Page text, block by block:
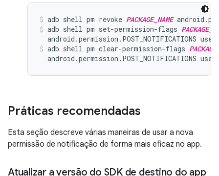
adb shell pm revoke PACKAGE_NAME
adb shell pm set-permission-flags
android.permission.POST_NOTIFICATIONS
adb shell pm clear-permission-flags
android.permission.POST_NOTIFICATIONS
Práticas recomendadas
Esta seção descreve várias maneiras de usar a nova
permissão de notificação de forma mais eficaz no app.
Atualizar a versão do SDK de destino do app